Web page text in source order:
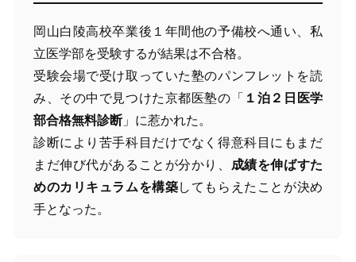
岡山白陵高校卒業後１年間他の予備校へ通い、私
立医学部を受験するが結果は不合格。
受験会場で受け取っていた塾のパンフレットを読
み、その中で見つけた京都医塾の「 １泊２日医学
部合格無料診断」に惹かれた。
診断により苦手科目だけでなく得意科目にもまだ
まだ伸び代があることが分かり、 成績を伸ばすた
めのカリキュラムを構築してもらえたことが決め
手となった。